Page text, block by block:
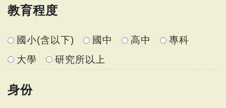
教育程度
國小(含以下) 國中 高中
專科
大學
研究所以上
身份